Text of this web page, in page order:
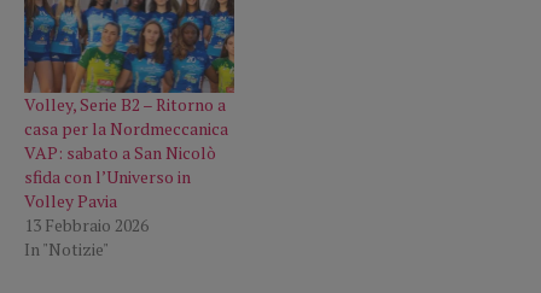
Volley, Serie B2 – Ritorno a
casa per la Nordmeccanica
VAP: sabato a San Nicolò
sfida con l’Universo in
Volley Pavia
13 Febbraio 2026
In "Notizie"